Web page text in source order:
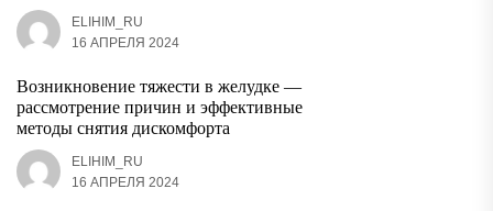
ELIHIM_RU
16 АПРЕЛЯ 2024
Возникновение тяжести в желудке —
рассмотрение причин и эффективные
методы снятия дискомфорта
ELIHIM_RU
16 АПРЕЛЯ 2024